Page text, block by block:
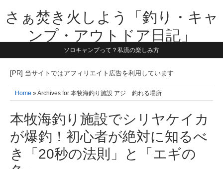
さぁ焚き火しよう「釣り・キャ
ンプ・アウトドア日記」
【テーマは子供と一緒に本気で遊ぶ】1981年うまれ・横浜在住。妻と3
す。同じ世代のお父さんに読んで頂けたら嬉しいです！よろしくお願い
ソロキャンプって？私流の楽しみ方
[PR] 当サイトではアフィリエイト広告を利用しています
Home » Archives for 本牧海釣り施設 アジ 釣れる場所
本牧海釣り施設でシリヤケイカ
が爆釣！初心者が絶対に知るべ
き「20秒の法則」と「エギの